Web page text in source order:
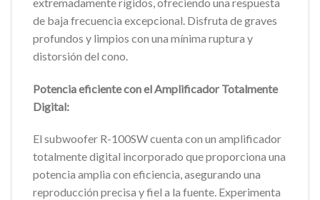
de baja frecuencia excepcional. Disfruta de graves
profundos y limpios con una mínima ruptura y
distorsión del cono.
Potencia eficiente con el Amplificador Totalmente
Digital:
El subwoofer R-100SW cuenta con un amplificador
totalmente digital incorporado que proporciona una
potencia amplia con eficiencia, asegurando una
reproducción precisa y fiel a la fuente. Experimenta